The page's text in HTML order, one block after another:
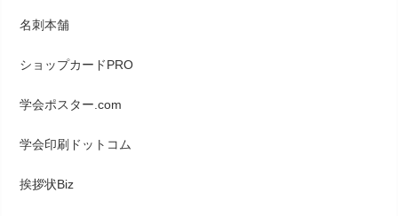
名刺本舗
ショップカードPRO
学会ポスター.com
学会印刷ドットコム
挨拶状Biz